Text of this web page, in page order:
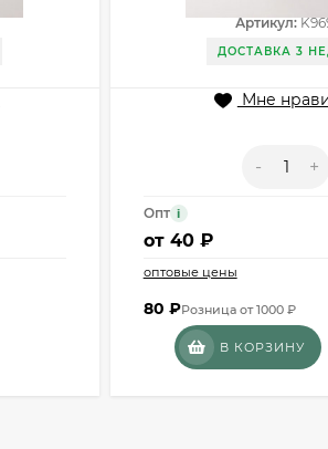
Артикул:
ДОСТАВКА 3
Мне
- +
Опт i
от 40 ₽
оптовые цены
80 ₽Розница от 1000 ₽
В КОРЗИНУ